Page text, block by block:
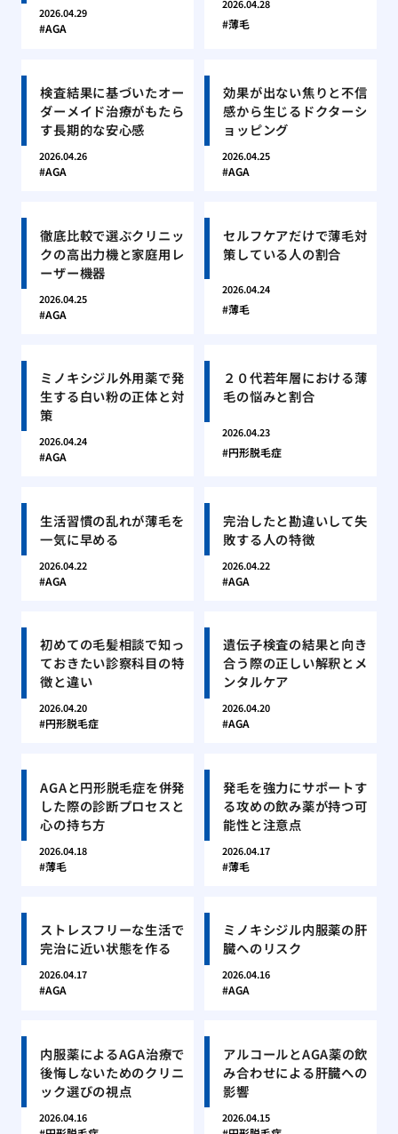
2026.04.29
AGA
2026.04.28
薄毛
検査結果に基づいたオー
ダーメイド治療がもたら
す長期的な安心感
2026.04.26
AGA
効果が出ない焦りと不信
感から生じるドクターシ
ョッピング
2026.04.25
AGA
徹底比較で選ぶクリニッ
クの高出力機と家庭用レ
ーザー機器
2026.04.25
AGA
セルフケアだけで薄毛対
策している人の割合
2026.04.24
薄毛
ミノキシジル外用薬で発
生する白い粉の正体と対
策
2026.04.24
AGA
２０代若年層における薄
毛の悩みと割合
2026.04.23
円形脱毛症
生活習慣の乱れが薄毛を
一気に早める
2026.04.22
AGA
完治したと勘違いして失
敗する人の特徴
2026.04.22
AGA
初めての毛髪相談で知っ
ておきたい診察科目の特
徴と違い
2026.04.20
円形脱毛症
遺伝子検査の結果と向き
合う際の正しい解釈とメ
ンタルケア
2026.04.20
AGA
AGAと円形脱毛症を併発
した際の診断プロセスと
心の持ち方
2026.04.18
薄毛
発毛を強力にサポートす
る攻めの飲み薬が持つ可
能性と注意点
2026.04.17
薄毛
ストレスフリーな生活で
完治に近い状態を作る
2026.04.17
AGA
ミノキシジル内服薬の肝
臓へのリスク
2026.04.16
AGA
内服薬によるAGA治療で
後悔しないためのクリニ
ック選びの視点
2026.04.16
アルコールとAGA薬の飲
み合わせによる肝臓への
影響
2026.04.15